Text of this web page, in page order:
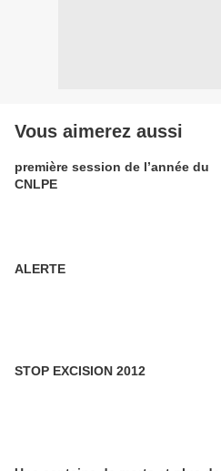
Vous aimerez aussi
première session de l’année du
CNLPE
ALERTE
STOP EXCISION 2012